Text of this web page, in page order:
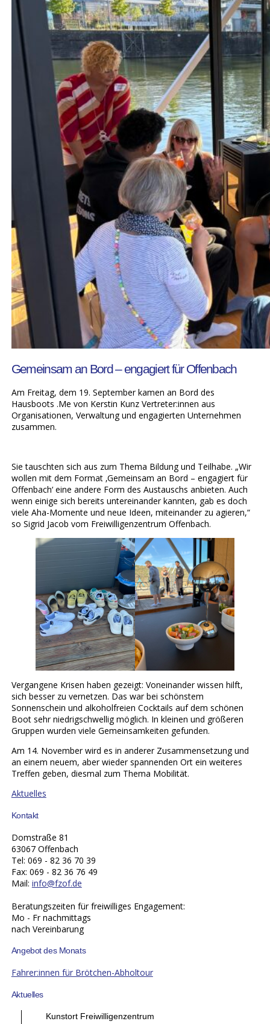
Gemeinsam an Bord – engagiert für Offenbach
Am Freitag, dem 19. September kamen an Bord des
Hausboots .Me von Kerstin Kunz Vertreter:innen aus
Organisationen, Verwaltung und engagierten Unternehmen
zusammen.
Sie tauschten sich aus zum Thema Bildung und Teilhabe. „Wir
wollen mit dem Format ‚Gemeinsam an Bord – engagiert für
Offenbach‘ eine andere Form des Austauschs anbieten. Auch
wenn einige sich bereits untereinander kannten, gab es doch
viele Aha-Momente und neue Ideen, miteinander zu agieren,“
so Sigrid Jacob vom Freiwilligenzentrum Offenbach.
Vergangene Krisen haben gezeigt: Voneinander wissen hilft,
sich besser zu vernetzen. Das war bei schönstem
Sonnenschein und alkoholfreien Cocktails auf dem schönen
Boot sehr niedrigschwellig möglich. In kleinen und größeren
Gruppen wurden viele Gemeinsamkeiten gefunden.
Am 14. November wird es in anderer Zusammensetzung und
an einem neuem, aber wieder spannenden Ort ein weiteres
Treffen geben, diesmal zum Thema Mobilität.
Aktuelles
Kontakt
Domstraße 81
63067 Offenbach
Tel: 069 - 82 36 70 39
Fax: 069 - 82 36 76 49
Mail: info@fzof.de
Beratungszeiten für freiwilliges Engagement:
Mo - Fr nachmittags
nach Vereinbarung
Angebot des Monats
Fahrer:innen für Brötchen-Abholtour
Aktuelles
Kunstort Freiwilligenzentrum